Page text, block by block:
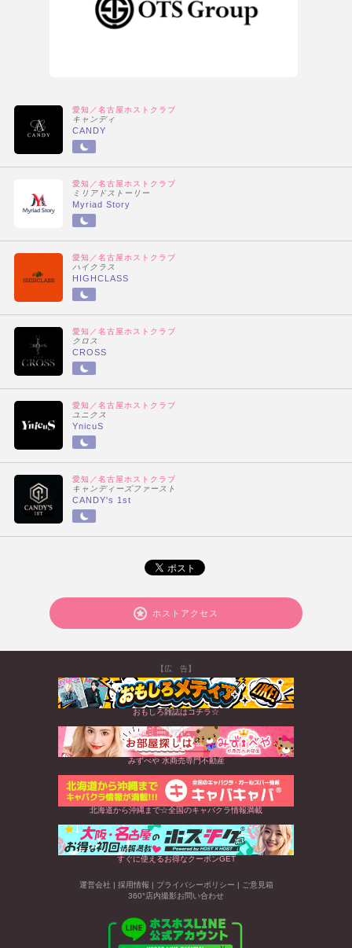
愛知／名古屋ホストクラブ
キャンディ
CANDY
愛知／名古屋ホストクラブ
ミリアドストーリー
Myriad Story
愛知／名古屋ホストクラブ
ハイクラス
HIGHCLASS
愛知／名古屋ホストクラブ
クロス
CROSS
愛知／名古屋ホストクラブ
ユニクス
YnicuS
愛知／名古屋ホストクラブ
キャンディーズファースト
CANDY's 1st
ホストアクセス
【広 告】
おもしろ雑誌はコチラ☆
みずべや 水商売専門不動産
北海道から沖縄まで☆全国のキャバクラ情報満載
すぐに使えるお得なクーポンGET
運営会社 | 採用情報 | プライバシーポリシー | ご意見箱
360°店内撮影お問い合わせ